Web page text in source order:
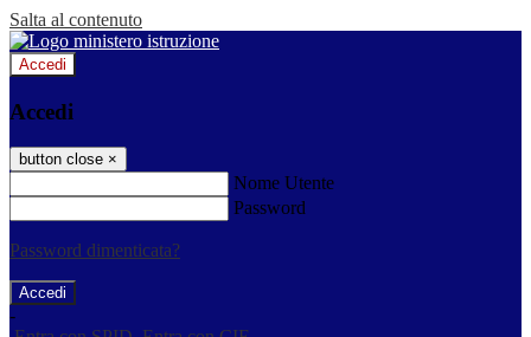
Salta al contenuto
Accedi
Accedi
button close ×
Nome Utente
Password
Password dimenticata?
-